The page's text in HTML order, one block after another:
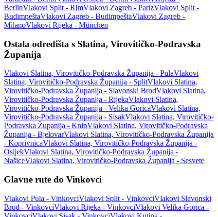
BerlinVlakovi Split - RimVlakovi Zagreb - ParizVlakovi Split -
BudimpeštaVlakovi Zagreb - BudimpeštaVlakovi Zagreb -
MilanoVlakovi Rijeka - München
Ostala odredišta s Slatina, Virovitičko-Podravska
Županija
Vlakovi Slatina, Virovitičko-Podravska Županija - PulaVlakovi
Slatina, Virovitičko-Podravska Županija - SplitVlakovi Slatina,
Virovitičko-Podravska Županija - Slavonski BrodVlakovi Slatina,
Virovitičko-Podravska Županija - RijekaVlakovi Slatina,
Virovitičko-Podravska Županija - Velika GoricaVlakovi Slatina,
Virovitičko-Podravska Županija - SisakVlakovi Slatina, Virovitičko-
Podravska Županija - KninVlakovi Slatina, Virovitičko-Podravska
Županija - BjelovarVlakovi Slatina, Virovitičko-Podravska Županija
- KoprivnicaVlakovi Slatina, Virovitičko-Podravska Županija -
OsijekVlakovi Slatina, Virovitičko-Podravska Županija -
NašiceVlakovi Slatina, Virovitičko-Podravska Županija - Sesvete
Glavne rute do Vinkovci
Vlakovi Pula - VinkovciVlakovi Split - VinkovciVlakovi Slavonski
Brod - VinkovciVlakovi Rijeka - VinkovciVlakovi Velika Gorica -